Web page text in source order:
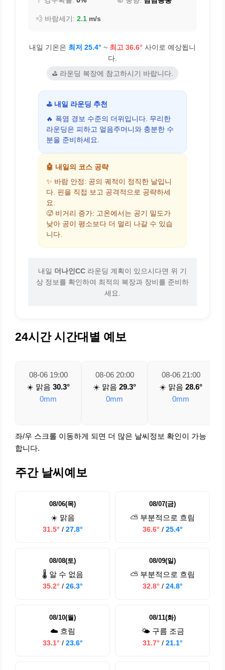
💨 바람세기: 2.1 m/s
내일 기온은 최저 25.4° ~ 최고 36.6° 사이로 예상됩니
다.
⛳ 라운딩 복장에 참고하시기 바랍니다.
⛳ 내일 라운딩 추천
🔥 폭염 경보 수준의 더위입니다. 무리한
라운딩은 피하고 얼음주머니와 충분한 수
분을 준비하세요.
🤖 내일의 코스 공략
✨ 바람 안정: 공의 궤적이 정직한 날입니
다. 핀을 직접 보고 공격적으로 공략하세
요.
🥵 비거리 증가: 고온에서는 공기 밀도가
낮아 공이 평소보다 더 멀리 나갈 수 있습
니다.
내일 더나인CC 라운딩 계획이 있으시다면 위 기
상 정보를 확인하여 최적의 복장과 장비를 준비하
세요.
24시간 시간대별 예보
08-06 19:00
☀️ 맑음 30.3°
0mm
08-06 20:00
☀️ 맑음 29.3°
0mm
08-06 21:00
☀️ 맑음 28.6°
0mm
좌/우 스크롤 이동하게 되면 더 많은 날씨정보 확인이 가능
합니다.
주간 날씨예보
08/06(목)
☀️ 맑음
31.5° / 27.8°
08/07(금)
⛅ 부분적으로 흐림
36.6° / 25.4°
08/08(토)
🌡️ 알 수 없음
35.2° / 26.3°
08/09(일)
⛅ 부분적으로 흐림
32.8° / 24.8°
08/10(월)
☁️ 흐림
33.1° / 23.6°
08/11(화)
🌤️ 구름 조금
31.7° / 21.1°